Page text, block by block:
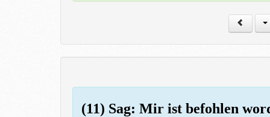
(11) Sag: Mir ist befohlen